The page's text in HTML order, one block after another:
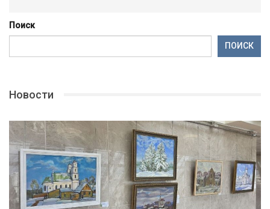
Поиск
ПОИСК
Новости